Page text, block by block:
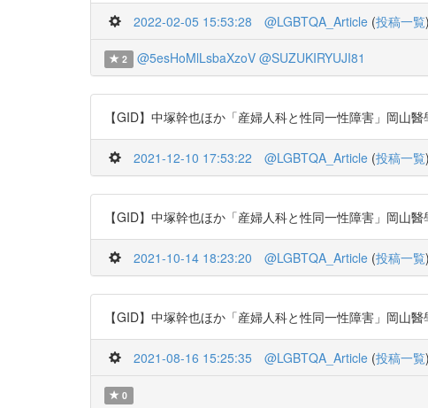
2022-02-05 15:53:28 @LGBTQA_Article (投稿一覧)
2 @5esHoMlLsbaXzoV @SUZUKIRYUJI81
【GID】中塚幹也ほか「産婦人科と性同一性障害」岡
2021-12-10 17:53:22 @LGBTQA_Article (投稿一覧)
【GID】中塚幹也ほか「産婦人科と性同一性障害」岡
2021-10-14 18:23:20 @LGBTQA_Article (投稿一覧)
【GID】中塚幹也ほか「産婦人科と性同一性障害」岡
2021-08-16 15:25:35 @LGBTQA_Article (投稿一覧)
0